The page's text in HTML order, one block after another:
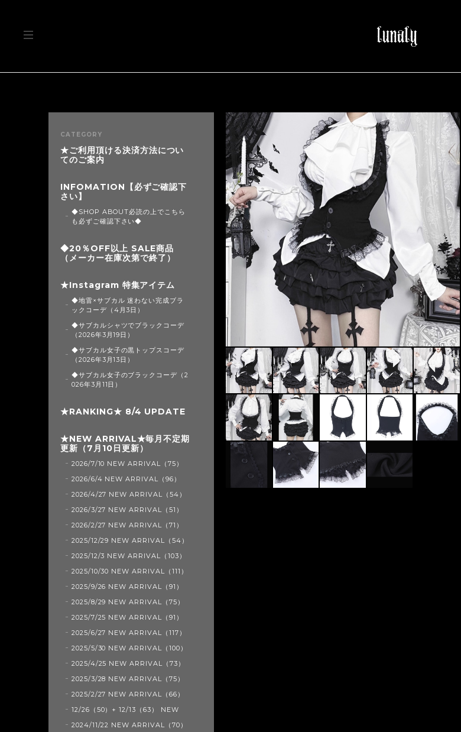
CATEGORY
★ご利用頂ける決済方法につい
てのご案内
INFOMATION【必ずご確認下
さい】
◆SHOP ABOUT必読の上でこちら
も必ずご確認下さい◆
◆20％OFF以上 SALE商品
（メーカー在庫次第で終了）
★Instagram 特集アイテム
◆地雷×サブカル 迷わない完成ブラ
ックコーデ（4月3日）
◆サブカルシャツでブラックコーデ
（2026年3月19日）
◆サブカル女子の黒トップスコーデ
（2026年3月13日）
◆サブカル女子のブラックコーデ（2
026年3月11日）
★RANKING★ 8/4 UPDATE
★NEW ARRIVAL★毎月不定期
更新（7月10日更新）
2026/7/10 NEW ARRIVAL（75）
2026/6/4 NEW ARRIVAL（96）
2026/4/27 NEW ARRIVAL（54）
2026/3/27 NEW ARRIVAL（51）
2026/2/27 NEW ARRIVAL（71）
2025/12/29 NEW ARRIVAL（54）
2025/12/3 NEW ARRIVAL（103）
2025/10/30 NEW ARRIVAL（111）
2025/9/26 NEW ARRIVAL（91）
2025/8/29 NEW ARRIVAL（75）
2025/7/25 NEW ARRIVAL（91）
2025/6/27 NEW ARRIVAL（117）
2025/5/30 NEW ARRIVAL（100）
2025/4/25 NEW ARRIVAL（73）
2025/3/28 NEW ARRIVAL（75）
2025/2/27 NEW ARRIVAL（66）
12/26（50）+ 12/13（63） NEW
2024/11/22 NEW ARRIVAL（70）